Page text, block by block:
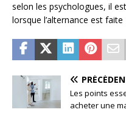
selon les psychologues, il
lorsque l’alternance est
Les points
acheter une